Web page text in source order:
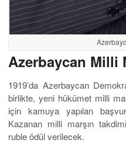
Azerbaycan Milli
1919’da Azerbaycan
birlikte, yeni hükümet milli
için kamuya yapılan
Kazanan milli marşın
ruble ödül verilecek.